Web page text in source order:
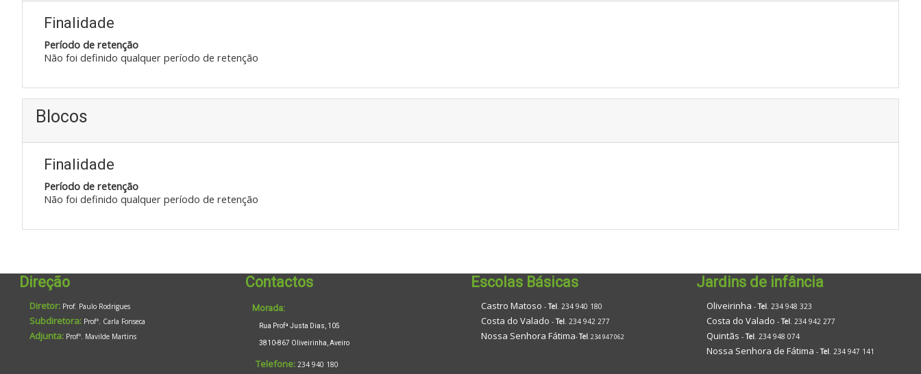
Finalidade
Período de retenção
Não foi definido qualquer período de retenção
Blocos
Finalidade
Período de retenção
Não foi definido qualquer período de retenção
Direção
Diretor: Prof. Paulo Rodrigues
Subdiretora: Profª. Carla Fonseca
Adjunta: Profª. Mavilde Martins
Contactos
Morada:
Rua Profª Justa Dias, 105
3810-867 Oliveirinha, Aveiro
Telefone: 234 940 180
Escolas Básicas
Castro Matoso - Tel. 234 940 180
Costa do Valado - Tel. 234 942 277
Nossa Senhora Fátima-Tel. 234 947 062
Jardins de infância
Oliveirinha -Tel. 234 948 323
Costa do Valado -Tel. 234 942 277
Quintãs -Tel. 234 948 074
Nossa Senhora de Fátima -Tel. 234 947 141